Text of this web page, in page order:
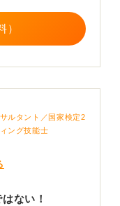
力、課題発見力、
力を発揮できた場
ントになりま
）
ルタント／国家検定2
ング技能士
ない！